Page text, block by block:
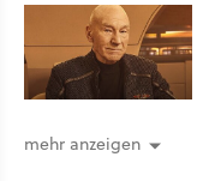
mehr anzeigen